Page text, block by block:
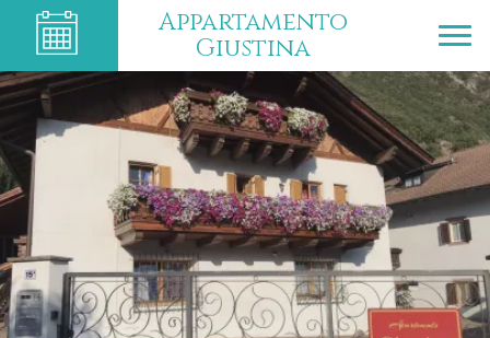
Appartamento
Giustina